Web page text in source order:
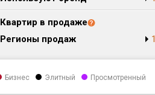
Квартир в продаже
Регионы продаж
Бизнес Элитный Просмотренный